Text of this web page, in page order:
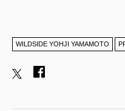
WILDSIDE YOHJI YAMAMOTO